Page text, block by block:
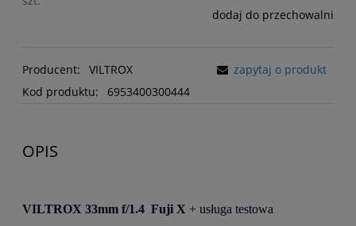
dodaj do przechowalni
Producent:
VILTROX
Kod produktu:
6953400300444
zapytaj o produkt
OPIS
VILTROX 33mm f/1.4 Fuji X + usługa testowa